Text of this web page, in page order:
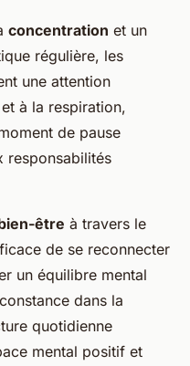
concentration et un
régulière, les
une attention
à la respiration,
de pause
responsabilités
être à travers le
de se reconnecter
un équilibre mental
dans la
quotidienne
mental positif et